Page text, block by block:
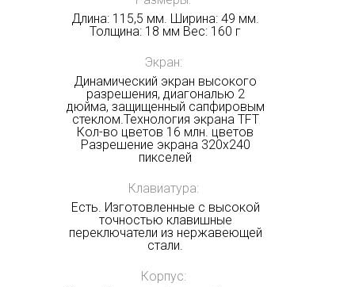
Длина: 115,5 мм. Ширина: 49 мм.
Толщина: 18 мм Вес: 160 г
Экран:
Динамический экран высокого
разрешения, диагональю 2
дюйма, защищенный сапфировым
стеклом.Технология экрана TFT
Кол-во цветов 16 млн. цветов
Разрешение экрана 320x240
пикселей
Клавиатура:
Есть. Изготовленные с высокой
точностью клавишные
переключатели из нержавеющей
стали.
Корпус: